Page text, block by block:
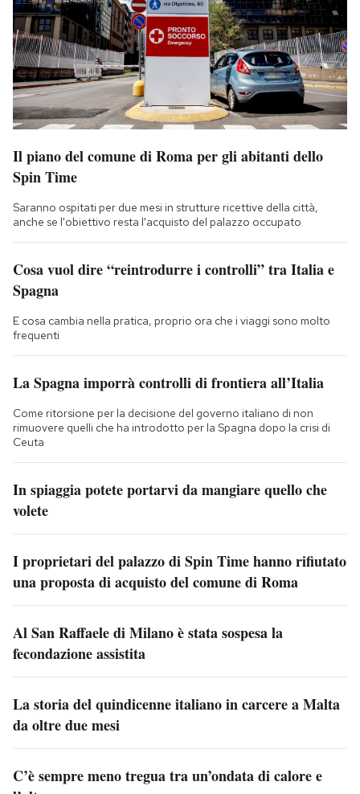
Il piano del comune di Roma per gli abitanti dello
Spin Time
Saranno ospitati per due mesi in strutture ricettive della città,
anche se l'obiettivo resta l'acquisto del palazzo occupato
Cosa vuol dire “reintrodurre i controlli” tra Italia e
Spagna
E cosa cambia nella pratica, proprio ora che i viaggi sono molto
frequenti
La Spagna imporrà controlli di frontiera all’Italia
Come ritorsione per la decisione del governo italiano di non
rimuovere quelli che ha introdotto per la Spagna dopo la crisi di
Ceuta
In spiaggia potete portarvi da mangiare quello che
volete
I proprietari del palazzo di Spin Time hanno rifiutato
una proposta di acquisto del comune di Roma
Al San Raffaele di Milano è stata sospesa la
fecondazione assistita
La storia del quindicenne italiano in carcere a Malta
da oltre due mesi
C’è sempre meno tregua tra un’ondata di calore e